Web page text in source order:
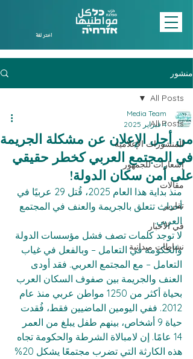
اختر لغة
منشور
All Posts
المنشورات الإعلامية
إشعارات للجمهور
مقالات
تقارير
في الأخبار
نشاطات ميدانية
All Posts
من أجل الإعلان عن مشكلة الجريمة
في المجتمع العربي كخطر حقيقي
على أمن سكان الدولة!
Media Team
4 فبراير 2025
منذ بداية هذا العام 2025، قُتل 29 عربيًا في
أحداث تتعلق بالجريمة والعنف في المجتمع
العربي.
لا توجد كلمات تصف فشل مؤسسات الدولة
والحكومة في التعامل – وبالفعل في غياب
التعامل – مع المجتمع العربي. فقد أودى
العنف والجريمة بين صفوف السكان العرب
بحياة أكثر من 1250 مواطن عربي منذ عام
2012. ففي اليومين الماضيين فقط، فُقدت
حياة 9 أشخاص، بينهم طفل يبلغ من العمر
14 عامًا. إن لامبالاة الشرطة والحكومة تجاه
هذه الكارثة التي تضرب مجتمعًا يشكل 20%